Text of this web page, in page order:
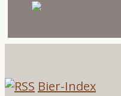
Bier-Index